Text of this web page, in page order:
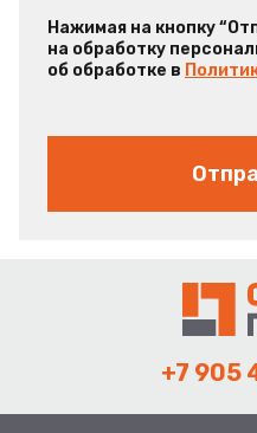
Нажимая на кнопку
на обработку
об обработке в
+7 905